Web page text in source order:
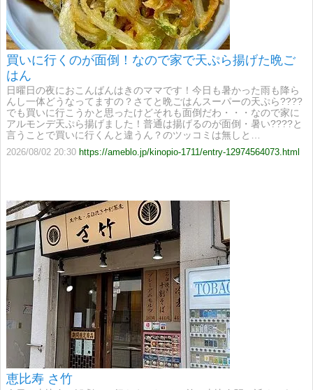
買いに行くのが面倒！なので家で天ぷら揚げた晩ご
はん
日曜日の夜におこんばんはきのママです！今日も暑かった雨も降ら
んし一体どうなってますの？さてと晩ごはんスーパーの天ぷら????
でも買いに行こうかと思ったけどそれも面倒だわ・・・なので家に
アルモンデ天ぷら揚げました！普通は揚げるのが面倒・暑い????と
言うことで買いに行くんと違うん？のツッコミは無しと…
2026/08/02 20:30 https://ameblo.jp/kinopio-1711/entry-12974564073.html
恵比寿 さ竹